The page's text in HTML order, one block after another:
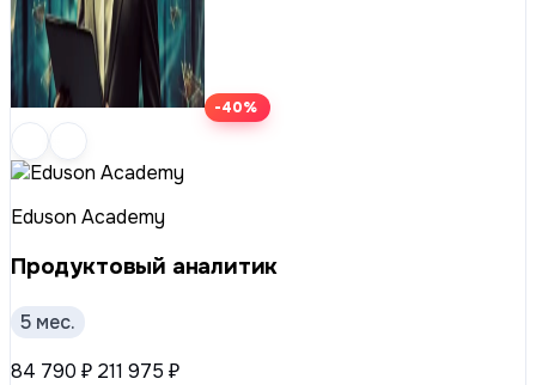
-40%
Eduson Academy
Продуктовый аналитик
5 мес.
84 790 ₽ 211 975 ₽